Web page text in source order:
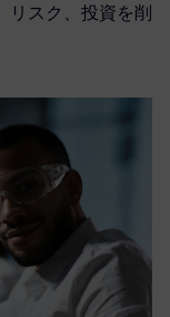
リスク、投資を削